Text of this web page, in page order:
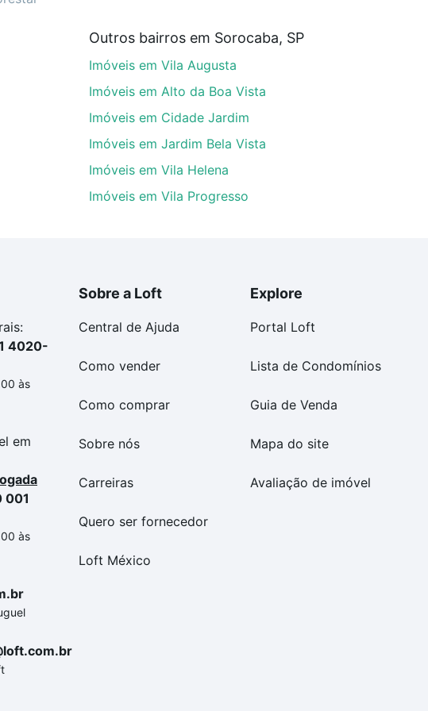
custam a partir de R$ 0 e com nossas opções de
dos custos envolvidos no processo de compra, veja em nosso
com segurança e conforto. Loft, com você até as chaves.
Outros bairros em Sorocaba, SP
Imóveis em Vila Augusta
Imóveis em Alto da Boa Vista
Imóveis em Cidade Jardim
Imóveis em Jardim Bela Vista
Imóveis em Vila Helena
Imóveis em Vila Progresso
4020-
às
em
001
às
Sobre a Loft
Central de Ajuda
Como vender
Como comprar
Sobre nós
Carreiras
Quero ser fornecedor
Loft México
Explore
Portal Loft
Lista de Condomínios
Guia de Venda
Mapa do site
Avaliação de imóvel